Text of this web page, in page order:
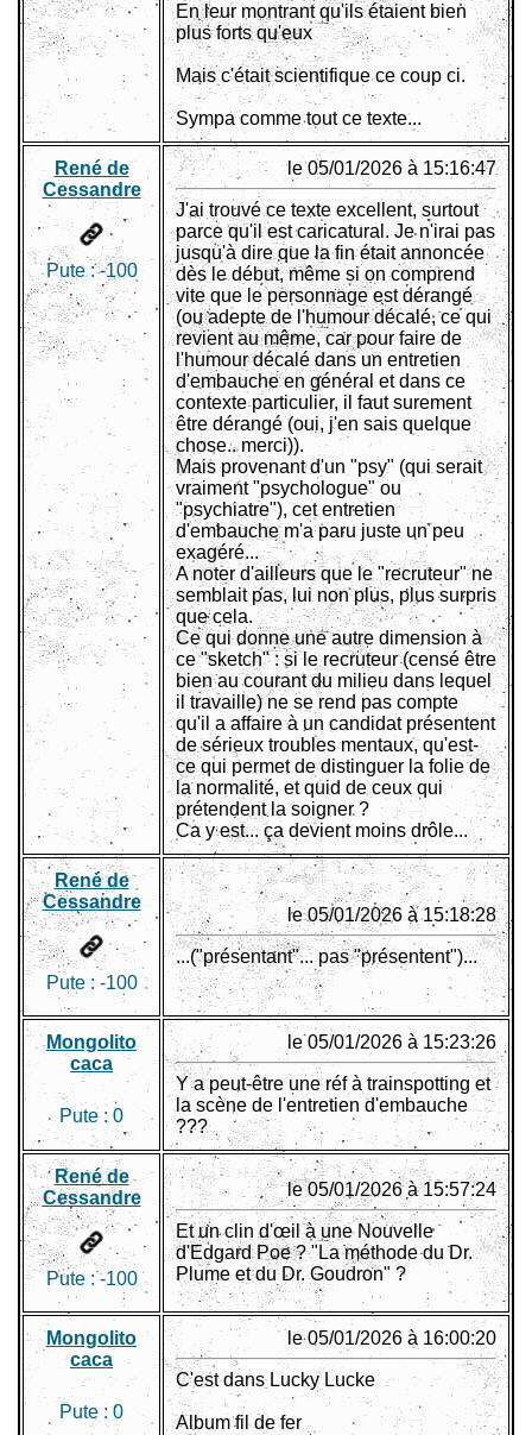
En leur montrant qu'ils étaient bien
plus forts qu'eux
Mais c'était scientifique ce coup ci.
Sympa comme tout ce texte...
René de
Cessandre
Pute :-100
le 05/01/2026 à 15:16:47
J'ai trouvé ce texte excellent, surtout
parce qu'il est caricatural. Je n'irai pas
jusqu'à dire que la fin était annoncée
dès le début, même si on comprend
vite que le personnage est dérangé
(ou adepte de l'humour décalé, ce qui
revient au même, car pour faire de
l'humour décalé dans un entretien
d'embauche en général et dans ce
contexte particulier, il faut surement
être dérangé (oui, j'en sais quelque
chose.. merci)).
Mais provenant d'un "psy" (qui serait
vraiment "psychologue" ou
"psychiatre"), cet entretien
d'embauche m'a paru juste un peu
exagéré...
A noter d'ailleurs que le "recruteur" ne
semblait pas, lui non plus, plus surpris
que cela.
Ce qui donne une autre dimension à
ce "sketch" : si le recruteur (censé être
bien au courant du milieu dans lequel
il travaille) ne se rend pas compte
qu'il a affaire à un candidat présentent
de sérieux troubles mentaux, qu'est-
ce qui permet de distinguer la folie de
la normalité, et quid de ceux qui
prétendent la soigner ?
Ca y est... ça devient moins drôle...
René de
Cessandre
Pute : -100
le 05/01/2026 à 15:18:28
...("présentant"... pas "présentent")...
Mongolito
caca
Pute : 0
le 05/01/2026 à 15:23:26
Y a peut-être une réf à trainspotting et
la scène de l'entretien d'embauche
???
René de
Cessandre
Pute :-100
le 05/01/2026 à 15:57:24
Et un clin d'œil à une Nouvelle
d'Edgard Poe ? "La méthode du Dr.
Plume et du Dr. Goudron" ?
Mongolito
caca
Pute : 0
le 05/01/2026 à 16:00:20
C'est dans Lucky Lucke
Album fil de fer